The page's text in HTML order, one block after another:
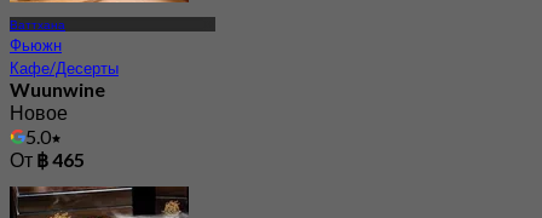
Ваттхана
Фьюжн
Кафе/Десерты
Wuunwine
Новое
5.0
От ฿ 465